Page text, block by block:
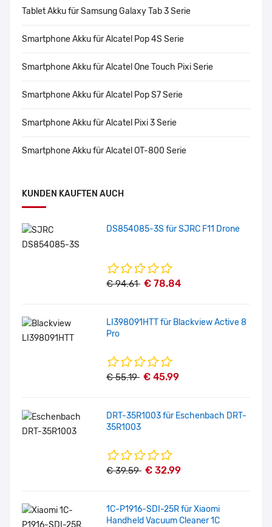
Tablet Akku für Samsung Galaxy Tab 3 Serie
Smartphone Akku für Alcatel Pop 4S Serie
Smartphone Akku für Alcatel One Touch Pixi Serie
Smartphone Akku für Alcatel Pop S7 Serie
Smartphone Akku für Alcatel Pixi 3 Serie
Smartphone Akku für Alcatel OT-800 Serie
KUNDEN KAUFTEN AUCH
DS854085-3S für SJRC F11 Drone
€ 94.61 € 78.84
LI398091HTT für Blackview Active 8
Pro
€ 55.19 € 45.99
DRT-35R1003 für Eschenbach DRT-
35R1003
€ 39.59 € 32.99
1C-P1916-SDI-25R für Xiaomi
Handheld Vacuum Cleaner 1C